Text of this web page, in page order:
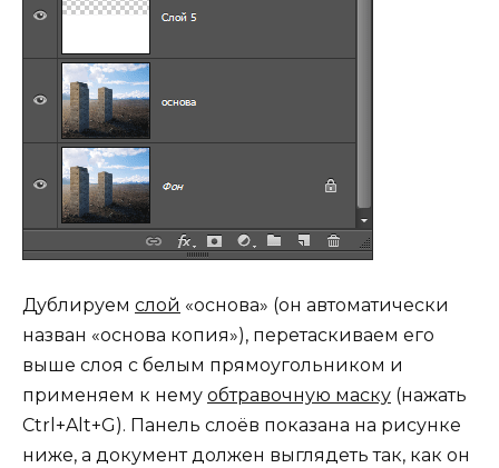
Дублируем слой «основа» (он автоматически
назван «основа копия»), перетаскиваем его
выше слоя с белым прямоугольником и
применяем к нему обтравочную маску (нажать
Ctrl+Alt+G). Панель слоёв показана на рисунке
ниже, а документ должен выглядеть так, как он